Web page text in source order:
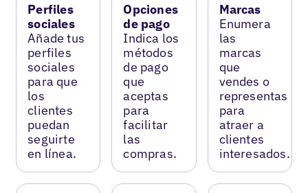
Perfiles
sociales
Añade tus
perfiles
sociales
para que
los
clientes
puedan
seguirte
en línea.
Opciones
de pago
Indica los
métodos
de pago
que
aceptas
para
facilitar
las
compras.
Marcas
Enumera
las
marcas
que
vendes o
representas
para
atraer a
clientes
interesados.